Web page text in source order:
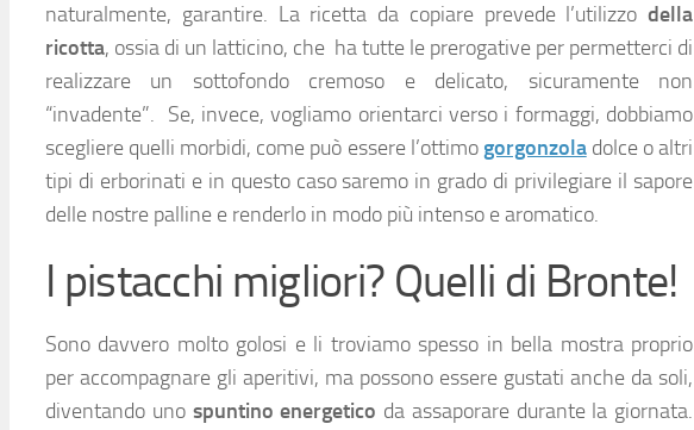
naturalmente, garantire. La ricetta da copiare prevede l’utilizzo della
ricotta, ossia di un latticino, che ha tutte le prerogative per permetterci di
realizzare un sottofondo cremoso e delicato, sicuramente non
“invadente”. Se, invece, vogliamo orientarci verso i formaggi, dobbiamo
scegliere quelli morbidi, come può essere l’ottimo gorgonzoladolce o altri
tipi di erborinati e in questo caso saremo in grado di privilegiare il sapore
delle nostre palline e renderlo in modo più intenso e aromatico.
I pistacchi migliori? Quelli di Bronte!
Sono davvero molto golosi e li troviamo spesso in bella mostra proprio
per accompagnare gli aperitivi, ma possono essere gustati anche da soli,
diventando uno spuntino energetico da assaporare durante la giornata.